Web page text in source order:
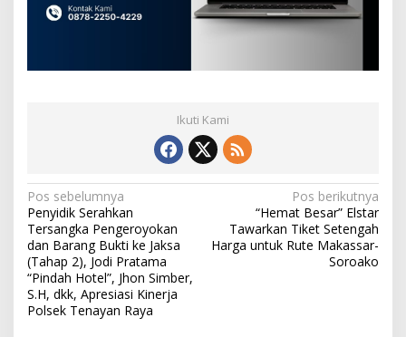
Ikuti Kami
N
a
v
i
g
Pos sebelumnya
Penyidik Serahkan
Tersangka Pengeroyokan
dan Barang Bukti ke Jaksa
(Tahap 2), Jodi Pratama
“Pindah Hotel”, Jhon Simber,
S.H, dkk, Apresiasi Kinerja
Polsek Tenayan Raya
Pos berikutnya
“Hemat Besar” Elstar
Tawarkan Tiket Setengah
Harga untuk Rute Makassar-
Soroako